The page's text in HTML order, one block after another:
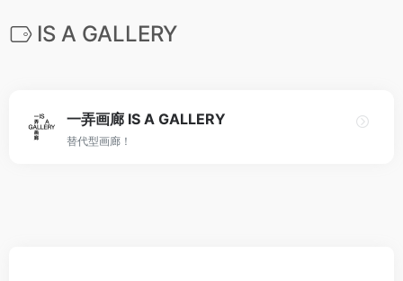
IS A GALLERY
一弄画廊 IS A GALLERY
替代型画廊！